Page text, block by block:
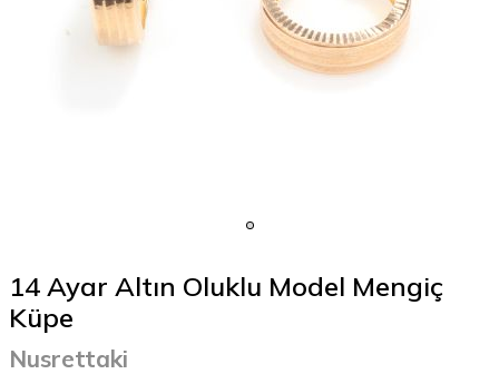
14 Ayar Altın Oluklu Model Mengiç
Küpe
Nusrettaki